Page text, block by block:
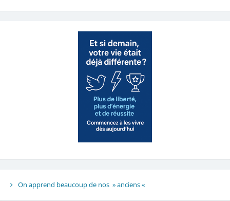
On apprend beaucoup de nos » anciens «